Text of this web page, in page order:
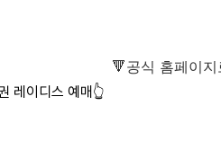
🔻공식 홈페이
레이디스 예매👆